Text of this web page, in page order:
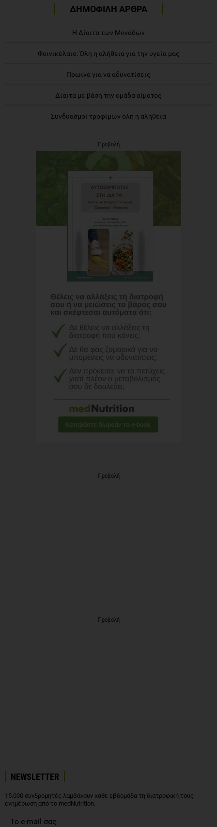
ΔΗΜΟΦΙΛΗ ΑΡΘΡΑ
Η Δίαιτα των Μονάδων
Φοινικέλαιο: Όλη η αλήθεια για την υγεία μας
Πρωινά για να αδυνατίσεις
Δίαιτα με βάση την ομάδα αίματος
Συνδυασμοί τροφίμων όλη η αλήθεια
Προβολή
Προβολή
Προβολή
NEWSLETTER
15.000 συνδρομητές λαμβάνουν κάθε εβδομάδα τη διατροφική τους
ενημέρωση από το medNutrition.